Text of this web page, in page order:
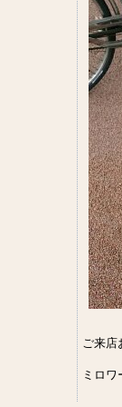
ご来
ミロ